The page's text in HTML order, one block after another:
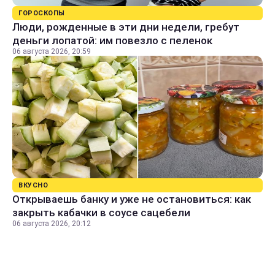
ГОРОСКОПЫ
Люди, рожденные в эти дни недели, гребут
деньги лопатой: им повезло с пеленок
06 августа 2026, 20:59
ВКУСНО
Открываешь банку и уже не остановиться: как
закрыть кабачки в соусе сацебели
06 августа 2026, 20:12